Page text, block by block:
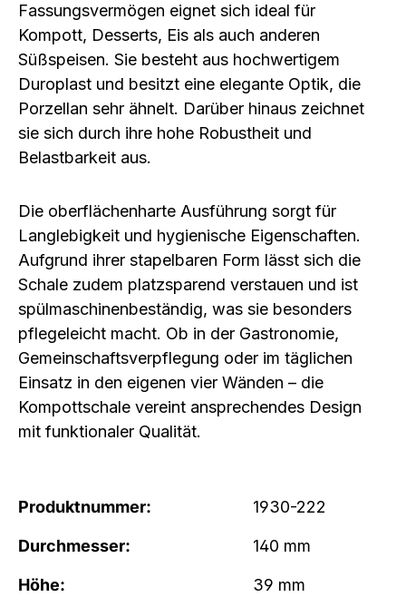
Fassungsvermögen eignet sich ideal für
Kompott, Desserts, Eis als auch anderen
Süßspeisen. Sie besteht aus hochwertigem
Duroplast und besitzt eine elegante Optik, die
Porzellan sehr ähnelt. Darüber hinaus zeichnet
sie sich durch ihre hohe Robustheit und
Belastbarkeit aus.
Die oberflächenharte Ausführung sorgt für
Langlebigkeit und hygienische Eigenschaften.
Aufgrund ihrer stapelbaren Form lässt sich die
Schale zudem platzsparend verstauen und ist
spülmaschinenbeständig, was sie besonders
pflegeleicht macht. Ob in der Gastronomie,
Gemeinschaftsverpflegung oder im täglichen
Einsatz in den eigenen vier Wänden – die
Kompottschale vereint ansprechendes Design
mit funktionaler Qualität.
Produktnummer: 1930-222
Durchmesser: 140 mm
Höhe: 39 mm